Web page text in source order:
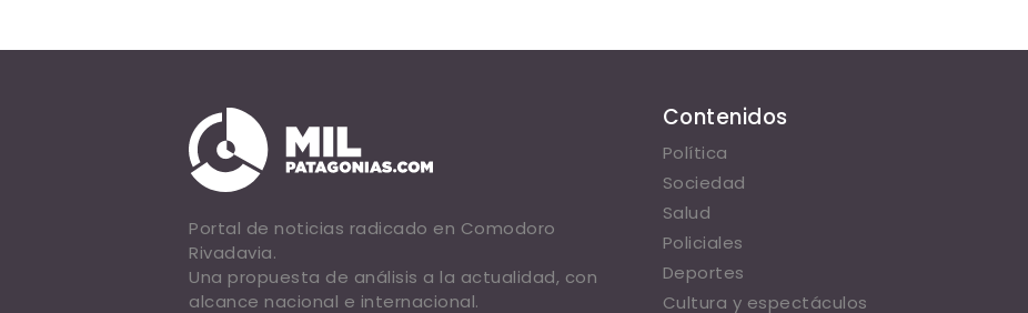
Portal de noticias radicado en Comodoro
Rivadavia.
Una propuesta de análisis a la actualidad, con
alcance nacional e internacional.
Contenidos
Política
Sociedad
Salud
Policiales
Deportes
Cultura y espectáculos